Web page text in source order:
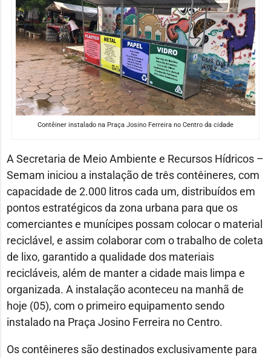
Contêiner instalado na Praça Josino Ferreira no Centro da cidade
A Secretaria de Meio Ambiente e Recursos Hídricos –
Semam iniciou a instalação de três contêineres, com
capacidade de 2.000 litros cada um, distribuídos em
pontos estratégicos da zona urbana para que os
comerciantes e munícipes possam colocar o material
reciclável, e assim colaborar com o trabalho de coleta
de lixo, garantido a qualidade dos materiais
recicláveis, além de manter a cidade mais limpa e
organizada. A instalação aconteceu na manhã de
hoje (05), com o primeiro equipamento sendo
instalado na Praça Josino Ferreira no Centro.
Os contêineres são destinados exclusivamente para